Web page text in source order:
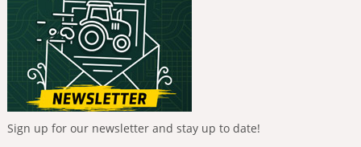
Sign up for our newsletter and stay up to date!